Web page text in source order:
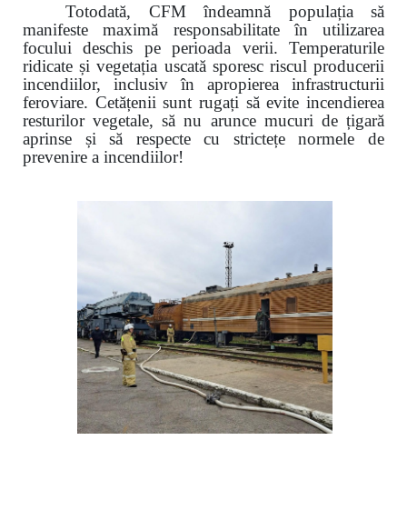
Totodată, CFM îndeamnă populația să
manifeste maximă responsabilitate în utilizarea
focului deschis pe perioada verii. Temperaturile
ridicate și vegetația uscată sporesc riscul producerii
incendiilor, inclusiv în apropierea infrastructurii
feroviare. Cetățenii sunt rugați să evite incendierea
resturilor vegetale, să nu arunce mucuri de țigară
aprinse și să respecte cu strictețe normele de
prevenire a incendiilor!